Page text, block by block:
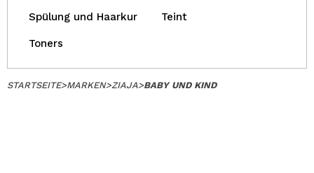
Spülung und Haarkur Teint
Toners
STARTSEITE>MARKEN>ZIAJA>BABY UND KIND